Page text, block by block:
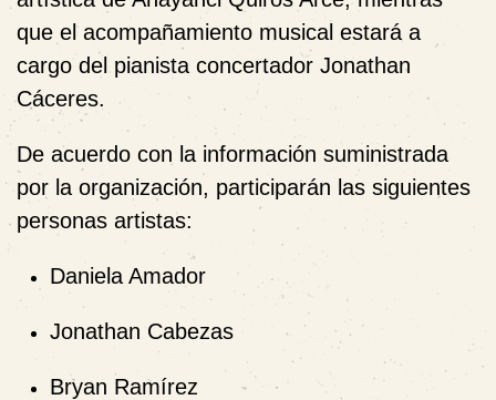
que el acompañamiento musical estará a
cargo del pianista concertador Jonathan
Cáceres.
De acuerdo con la información suministrada
por la organización, participarán las siguientes
personas artistas:
Daniela Amador
Jonathan Cabezas
Bryan Ramírez